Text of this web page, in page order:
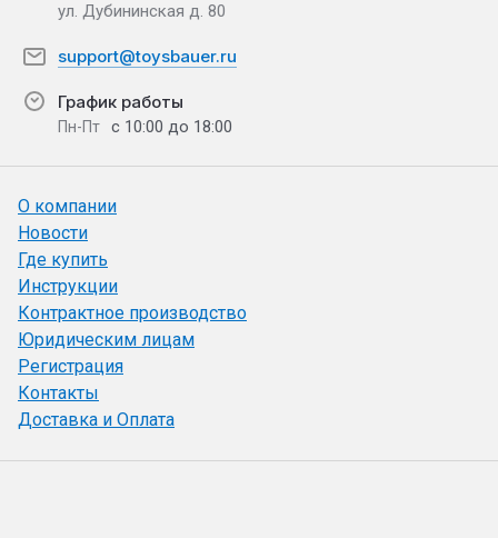
ул. Дубининская д. 80
support@toysbauer.ru
График работы
Пн-Пт с 10:00 до 18:00
О компании
Новости
Где купить
Инструкции
Контрактное производство
Юридическим лицам
Регистрация
Контакты
Доставка и Оплата